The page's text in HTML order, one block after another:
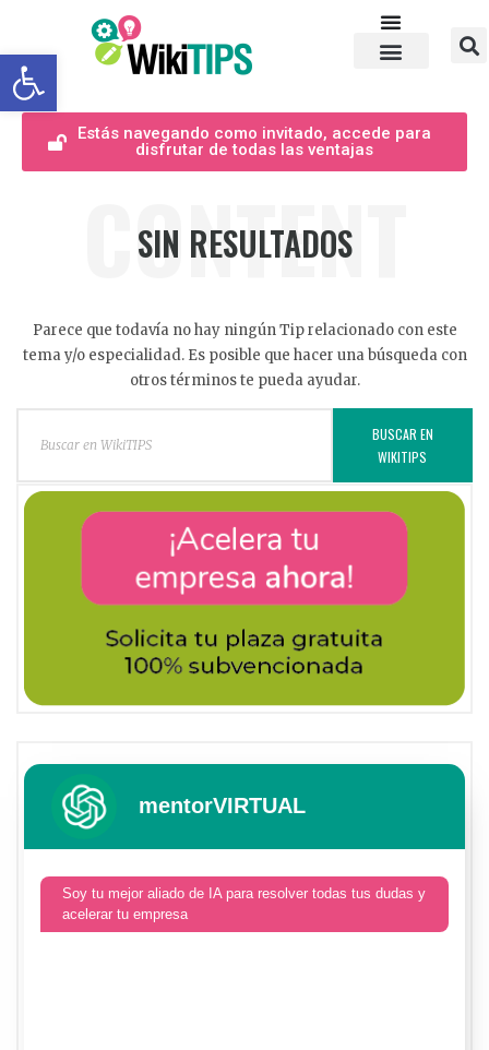
Abrir barra de herramientas
Estás navegando como invitado, accede para
disfrutar de todas las ventajas
CONTENT
SIN RESULTADOS
Parece que todavía no hay ningún Tip relacionado con este
tema y/o especialidad. Es posible que hacer una búsqueda con
otros términos te pueda ayudar.
BUSCAR EN
WIKITIPS
mentorVIRTUAL
Soy tu mejor aliado de IA para resolver todas tus dudas y
acelerar tu empresa